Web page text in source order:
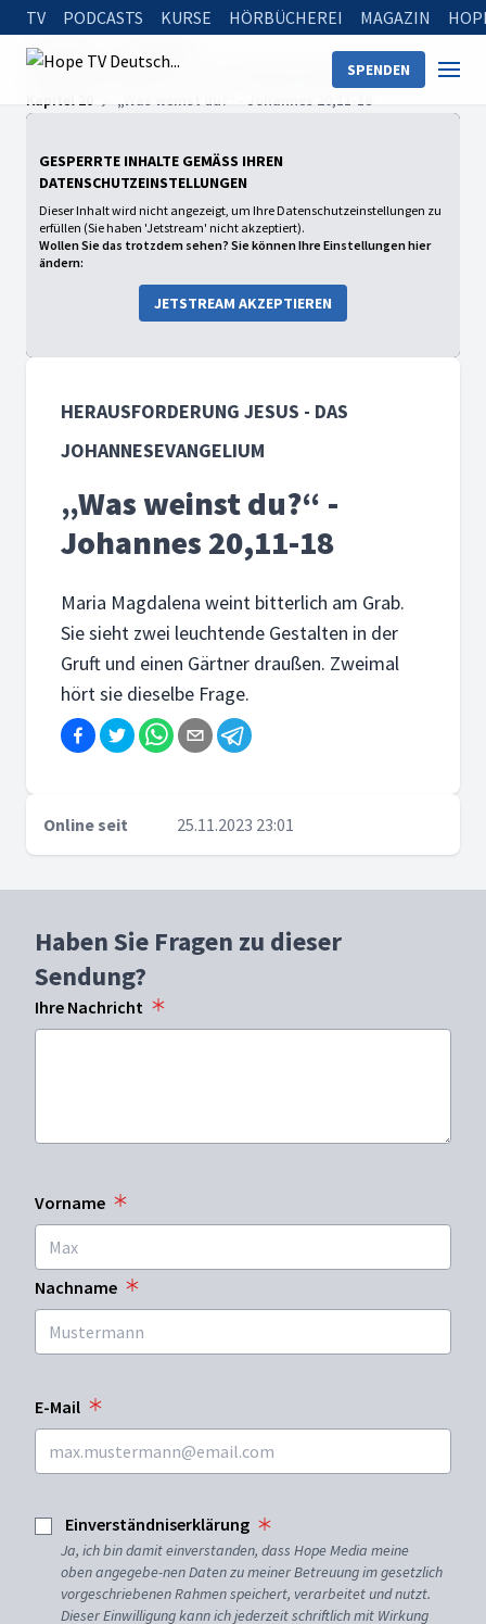
TV PODCASTS KURSE HÖRBÜCHEREI MAGAZIN
SPENDEN
Startseite
Herausforderung Jesus - Das Johannesevangelium
Kapitel 20
„Was weinst du?“ - Johannes 20,11-18
GESPERRTE INHALTE GEMÄSS IHREN D
ATENSCHUTZEINSTELLUNGEN
Dieser Inhalt wird nicht angezeigt, um Ihre Datenschutzeinstellungen zu
erfüllen (Sie haben 'Jetstream' nicht akzeptiert).
Wollen Sie das trotzdem sehen? Sie können Ihre Einstellungen hier
ändern:
JETSTREAM AKZEPTIEREN
HERAUSFORDERUNG JESUS - DAS
JOHANNESEVANGELIUM
„Was weinst du?“ -
Johannes 20,11-18
Maria Magdalena weint bitterlich am Grab.
Sie sieht zwei leuchtende Gestalten in der
Gruft und einen Gärtner draußen. Zweimal
hört sie dieselbe Frage.
Online seit 25.11.2023 23:01
Haben Sie Fragen zu dieser
Sendung?
Ihre Nachricht
Vorname
Nachname
E-Mail
Einverständniserklärung
Ja, ich bin damit einverstanden, dass Hope Media meine
oben angegebe-nen Daten zu meiner Betreuung im gesetzlich
vorgeschriebenen Rahmen speichert, verarbeitet und nutzt.
Dieser Einwilligung kann ich jederzeit schriftlich mit Wirkung